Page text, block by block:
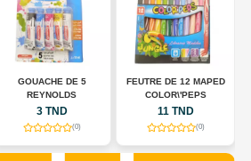
GOUACHE DE 5
REYNOLDS
3 TND
(0)
FEUTRE DE 12 MAPED
COLOR\'PEPS
11 TND
(0)